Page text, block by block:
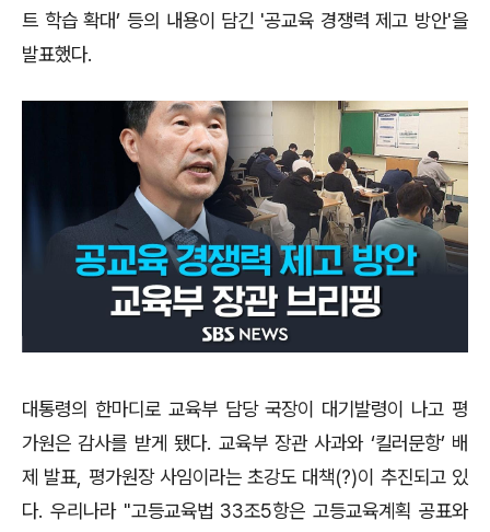
트 학습 확대’등의 내용이 담긴 '공교육 경쟁력 제고 방안'을
발표했다.
대통령의 한마디로 교육부 담당 국장이 대기발령이 나고 평
가원은 감사를 받게 됐다. 교육부 장관 사과와 ‘킬러문항’ 배
제 발표 평가원장 사임이라는 초강도 대책(?)이 추진되고 있
다. 우리나라 "고등교육법 33조5항은 고등교육계획 공표와